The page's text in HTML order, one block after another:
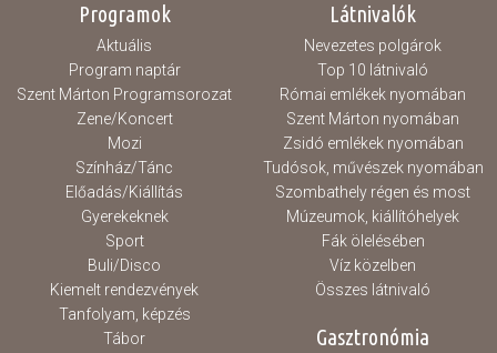
Programok
Aktuális
Program naptár
Szent Márton Programsorozat
Zene/Koncert
Mozi
Színház/Tánc
Előadás/Kiállítás
Gyerekeknek
Sport
Buli/Disco
Kiemelt rendezvények
Tanfolyam, képzés
Tábor
Látnivalók
Nevezetes polgárok
Top 10 látnivaló
Római emlékek nyomában
Szent Márton nyomában
Zsidó emlékek nyomában
Tudósok, művészek nyomában
Szombathely régen és most
Múzeumok, kiállítóhelyek
Fák ölelésében
Víz közelben
Összes látnivaló
Gasztronómia